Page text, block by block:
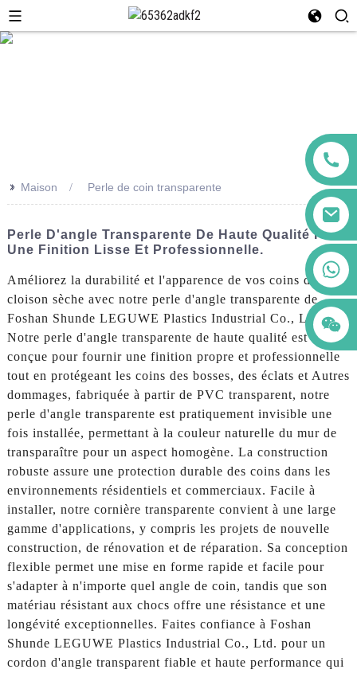
>> Maison Perle de coin transparente
Perle D'angle Transparente De Haute Qualité Pour
Une Finition Lisse Et Professionnelle.
Améliorez la durabilité et l'apparence de vos coins de
cloison sèche avec notre perle d'angle transparente de
Foshan Shunde LEGUWE Plastics Industrial Co., Ltd.
Notre perle d'angle transparente de haute qualité est
conçue pour fournir une finition propre et professionnelle
tout en protégeant les coins des bosses, des éclats et Autres
dommages, fabriquée à partir de PVC transparent, notre
perle d'angle transparente est pratiquement invisible une
fois installée, permettant à la couleur naturelle du mur de
transparaître pour un aspect homogène. La construction
robuste assure une protection durable des coins dans les
environnements résidentiels et commerciaux. Facile à
installer, notre cornière transparente convient à une large
gamme d'applications, y compris les projets de nouvelle
construction, de rénovation et de réparation. Sa conception
flexible permet une mise en forme rapide et facile pour
s'adapter à n'importe quel angle de coin, tandis que son
matériau résistant aux chocs offre une résistance et une
longévité exceptionnelles. Faites confiance à Foshan
Shunde LEGUWE Plastics Industrial Co., Ltd. pour un
cordon d'angle transparent fiable et haute performance qui